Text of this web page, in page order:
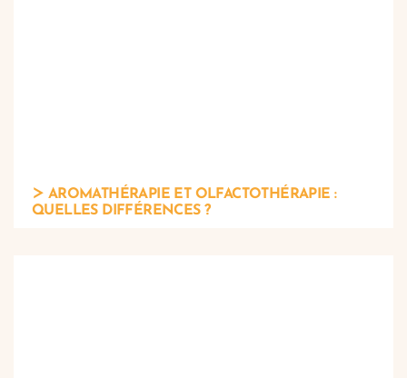
AROMATHÉRAPIE ET OLFACTOTHÉRAPIE :
QUELLES DIFFÉRENCES ?